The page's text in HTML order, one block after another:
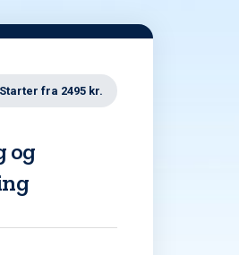
Starter fra 2495 kr.
og